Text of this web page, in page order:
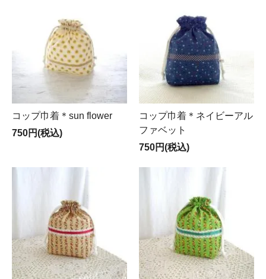
コップ巾着＊sun flower
750円(税込)
コップ巾着＊ネイビーアル
ファベット
750円(税込)